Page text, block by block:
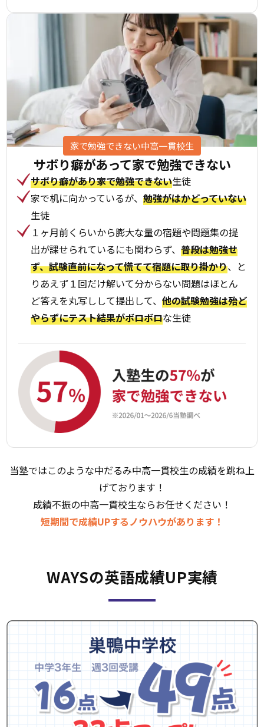
家で勉強できない中高一貫校生
サボり癖があって家で勉強できない
サボり癖があり家で勉強できない生徒
家で机に向かっているが、勉強がはかどっていない
生徒
１ヶ月前くらいから膨大な量の宿題や問題集の提
出が課せられているにも関わらず、普段は勉強せ
ず、試験直前になって慌てて宿題に取り掛かり、と
りあえず１回だけ解いて分からない問題はほとん
ど答えを丸写しして提出して、他の試験勉強は殆ど
やらずにテスト結果がボロボロな生徒
当塾ではこのような中だるみ中高一貫校生の成績を跳ね上
げております！
成績不振の中高一貫校生ならお任せください！
短期間で成績UPするノウハウがあります！
WAYSの英語成績UP実績